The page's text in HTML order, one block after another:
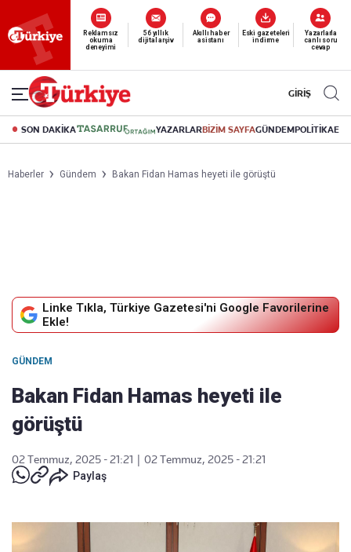
Yeni nesil dijital
abonelik 19 TL’den başlayan fiyatlarla.
GİRİŞ
SON DAKİKA YAZARLARBİZİM SAYFAGÜNDEMPOLİTİKA
Haberler Gündem Bakan Fidan Hamas heyeti ile görüştü
Linke Tıkla, Türkiye Gazetesi'ni Google Favorilerine
Ekle!
GÜNDEM
Bakan Fidan Hamas heyeti ile
görüştü
02 Temmuz, 2025 - 21:21
02 Temmuz, 2025 - 21:21
Paylaş